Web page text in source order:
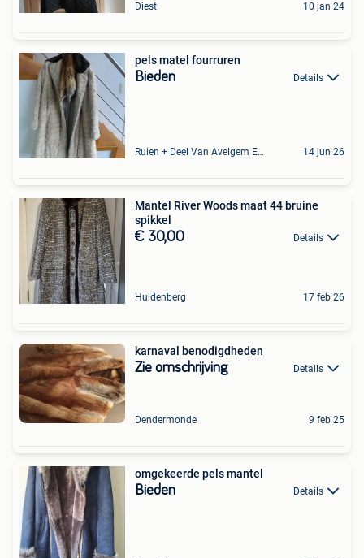
Diest 10 jan 24
pels matel fourruren
Bieden Details
Ruien + Deel Van Avelgem En Waarmaarde 14 jun 26
Mantel River Woods maat 44 bruine
spikkel
€ 30,00 Details
Huldenberg 17 feb 26
karnaval benodigdheden
Zie omschrijving Details
Dendermonde 9 feb 25
omgekeerde pels mantel
Bieden Details